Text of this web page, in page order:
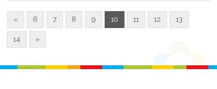
« 6 7 8 9 10 11 12 13
14 »